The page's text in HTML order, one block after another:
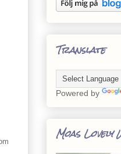
Translate
Powered by
Moas Lovely